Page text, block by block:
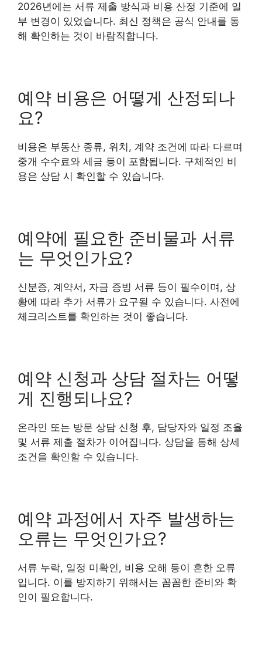
2026년에는 서류 제출 방식과 비용 산정 기준에 일
부 변경이 있었습니다. 최신 정책은 공식 안내를 통
해 확인하는 것이 바람직합니다.
예약 비용은 어떻게 산정되나
요?
비용은 부동산 종류, 위치, 계약 조건에 따라 다르며
중개 수수료와 세금 등이 포함됩니다. 구체적인 비
용은 상담 시 확인할 수 있습니다.
예약에 필요한 준비물과 서류
는 무엇인가요?
신분증, 계약서, 자금 증빙 서류 등이 필수이며, 상
황에 따라 추가 서류가 요구될 수 있습니다. 사전에
체크리스트를 확인하는 것이 좋습니다.
예약 신청과 상담 절차는 어떻
게 진행되나요?
온라인 또는 방문 상담 신청 후, 담당자와 일정 조율
및 서류 제출 절차가 이어집니다. 상담을 통해 상세
조건을 확인할 수 있습니다.
예약 과정에서 자주 발생하는
오류는 무엇인가요?
서류 누락, 일정 미확인, 비용 오해 등이 흔한 오류
입니다. 이를 방지하기 위해서는 꼼꼼한 준비와 확
인이 필요합니다.